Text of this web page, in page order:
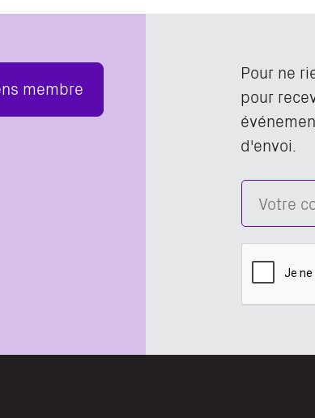
membre
Pour ne
pour
d'envoi.